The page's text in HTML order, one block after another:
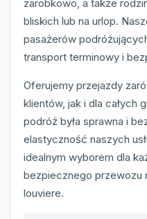
zarobkowo, a także
bliskich lub na urlop.
pasażerów
transport terminowy i
Oferujemy przejazdy
klientów, jak i dla całych
podróż była sprawna i
elastyczność naszych
idealnym wyborem dla
bezpiecznego przewozu
louviere.